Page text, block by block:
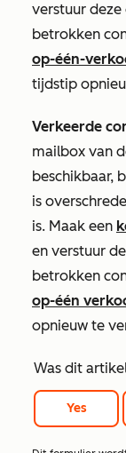
verstuur
betrokken
op-één-
tijdstip
Verkeerde
mailbox van
beschikbaar,
is
is. Maak een
en verstuur
betrokken
op-één
opnieuw te
Was dit
Yes